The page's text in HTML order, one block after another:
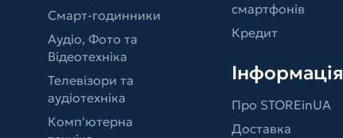
Смарт-годинники
Аудіо, Фото та
Відеотехніка
Телевізори та
аудіотехніка
Комп'ютерна
смартфонів
Кредит
Інформація
Про STOREinUA
Доставка